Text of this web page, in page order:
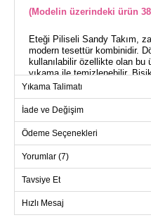
(Modelin üzerindeki ürün
Eteği Piliseli Sandy Takım,
modern tesettür kombinidir.
kullanılabilir özellikte olan bu
yıkama ile temizlenebilir.
tuniği ile konforu ve şıklığı
göstermeyen kumaşı,
etek beli sayesinde gün boyu
göz alıcı bir görünüme
örneği, her bedene uygun
(CM)
Yıkama Talimatı
İade ve Değişim
Ödeme Seçenekleri
Yorumlar (7)
Tavsiye Et
Hızlı Mesaj